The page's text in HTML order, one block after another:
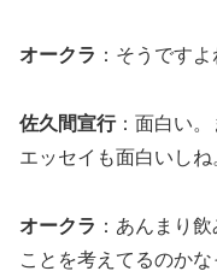
オークラ ：そうです
佐久間宣行：面白い
エッセイも面白いしね
オークラ ：あんまり
ことを考えてるのか